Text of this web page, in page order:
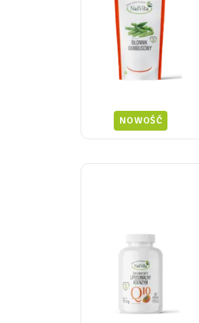
NOWOŚĆ